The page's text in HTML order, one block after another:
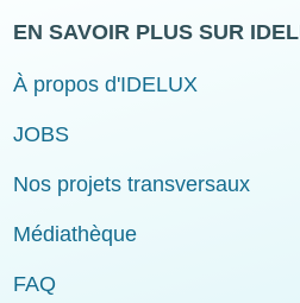
EN SAVOIR PLUS SUR
À propos d'IDELUX
JOBS
Nos projets transversaux
Médiathèque
FAQ